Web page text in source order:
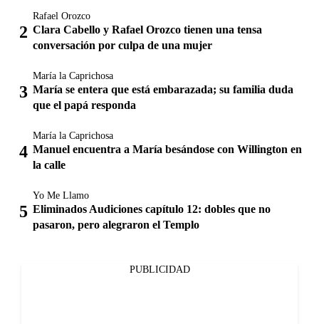
Rafael Orozco
Clara Cabello y Rafael Orozco tienen una tensa
conversación por culpa de una mujer
María la Caprichosa
María se entera que está embarazada; su familia duda
que el papá responda
María la Caprichosa
Manuel encuentra a María besándose con Willington en
la calle
Yo Me Llamo
Eliminados Audiciones capítulo 12: dobles que no
pasaron, pero alegraron el Templo
PUBLICIDAD